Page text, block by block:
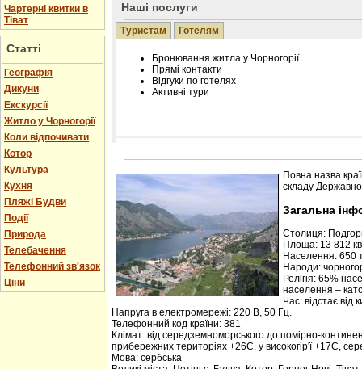
Чартерні квитки в
Тіват
Статті
Географія
Дикуни
Екскурсії
Житло у Чорногорії
Коли відпочивати
Котор
Культура
Кухня
Пляжі Будви
Події
Природа
Телебачення
Телефонний зв'язок
Ціни
Наші послуги
Туристам Готелям
Бронювання житла у Чорногорії
Прямі контакти
Відгуки по готелях
Активні тури
Розміщення інформації про готель на
Редагування інформації і цін на вимогу
Лічільник відвідувачів
Повна назва
складу
Загальна
Столиця:
Площа: 13 812
Населення: 650
Народи:
Релігія: 65%
населення –
Час: відстає від
Напруга в електромережі: 220 В, 50 Гц.
Телефонний код країни: 381
Клімат: від середземноморського до помірно-
прибережних територіях +26С, у високогір'ї +17С,
Мова: сербська